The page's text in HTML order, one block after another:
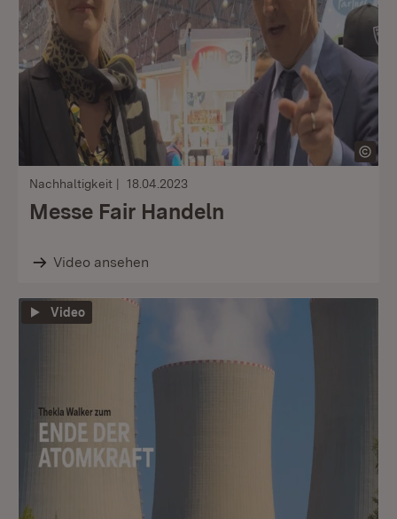
Nachhaltigkeit 18.04.2023
Messe Fair Handeln
Video ansehen
Video